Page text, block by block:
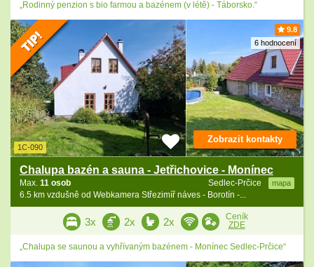
„Rodinný penzion s bio farmou a bazénem (v létě) - Táborsko.“
9.8
6 hodnocení
1C-090
Chalupa bazén a sauna - Jetřichovice - Monínec
Sedlec-Prčice mapa
Max. 11 osob
6.5 km vzdušně od Webkamera Střezimíř náves - Borotín -...
Zobrazit kontakty
3x 2x 2x
Ceník
ZDE
„Chalupa se saunou a vyhřívaným bazénem - Monínec Sedlec-Prčice“